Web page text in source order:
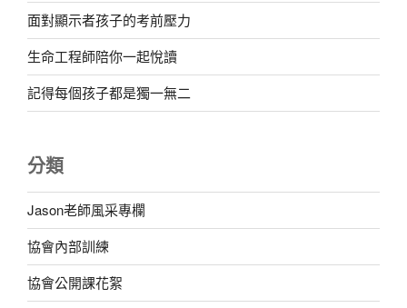
面對顯示者孩子的考前壓力
生命工程師陪你一起悅讀
記得每個孩子都是獨一無二
分類
Jason老師風采專欄
協會內部訓練
協會公開課花絮